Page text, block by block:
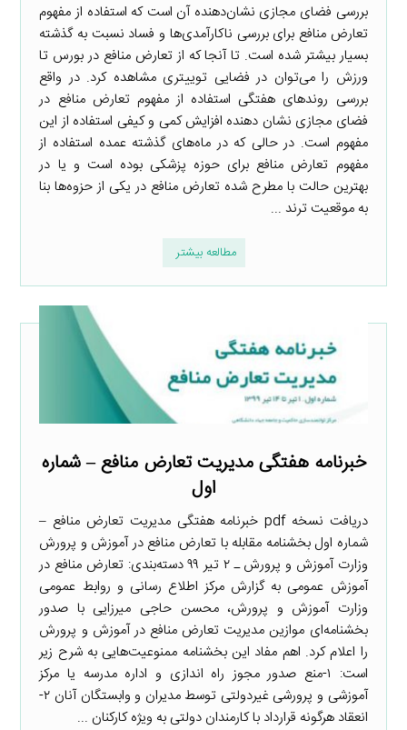
بررسی فضای مجازی نشان‌دهنده آن است که استفاده از مفهوم
تعارض منافع برای بررسی ناکارآمدی‌ها و فساد نسبت به گذشته
بسیار بیشتر شده است. تا آنجا که از تعارض منافع در بورس تا
ورزش را می‌توان در فضایی توییتری مشاهده کرد. در واقع
بررسی روندهای هفتگی استفاده از مفهوم تعارض منافع در
فضای مجازی نشان دهنده افزایش کمی و کیفی استفاده از این
مفهوم است. در حالی که در ماه‌های گذشته عمده استفاده از
مفهوم تعارض منافع برای حوزه پزشکی بوده است و یا در
بهترین حالت با مطرح شده تعارض منافع در یکی از حزوه‌ها بنا
به موقعیت ترند ...
مطالعه بیشتر
خبرنامه هفتگی مدیریت تعارض منافع – شماره
اول
دریافت نسخه pdf خبرنامه هفتگی مدیریت تعارض منافع –
شماره اول بخشنامه مقابله با تعارض منافع در آموزش و پرورش
وزارت آموزش و پرورش ـ ۲ تیر ۹۹ دسته‌بندی: تعارض منافع در
آموزش عمومی به گزارش مرکز اطلاع رسانی و روابط عمومی
وزارت آموزش و پرورش، محسن حاجی میرزایی با صدور
بخشنامه‌ای موازین مدیریت تعارض منافع در آموزش و پرورش
را اعلام کرد. اهم مفاد این بخشنامه ممنوعیت‌هایی به شرح زیر
است: ۱-منع صدور مجوز راه اندازی و اداره مدرسه یا مرکز
آموزشی و پرورشی غیردولتی توسط مدیران و وابستگان آنان ۲-
انعقاد هرگونه قرارداد با کارمندان دولتی به ویژه کارکنان ...